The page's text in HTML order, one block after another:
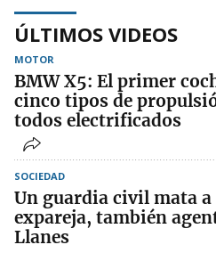
ÚLTIMOS VIDEOS
MOTOR
BMW X5: El primer
cinco tipos de
todos electrificados
SOCIEDAD
Un guardia civil mata a
expareja, también
Llanes